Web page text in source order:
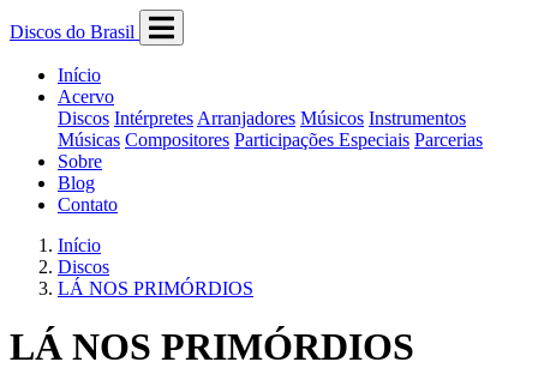
Discos do Brasil
Início
Acervo
Discos Intérpretes Arranjadores Músicos Instrumentos
Músicas Compositores Participações Especiais Parcerias
Sobre
Blog
Contato
Início
Discos
LÁ NOS PRIMÓRDIOS
LÁ NOS PRIMÓRDIOS